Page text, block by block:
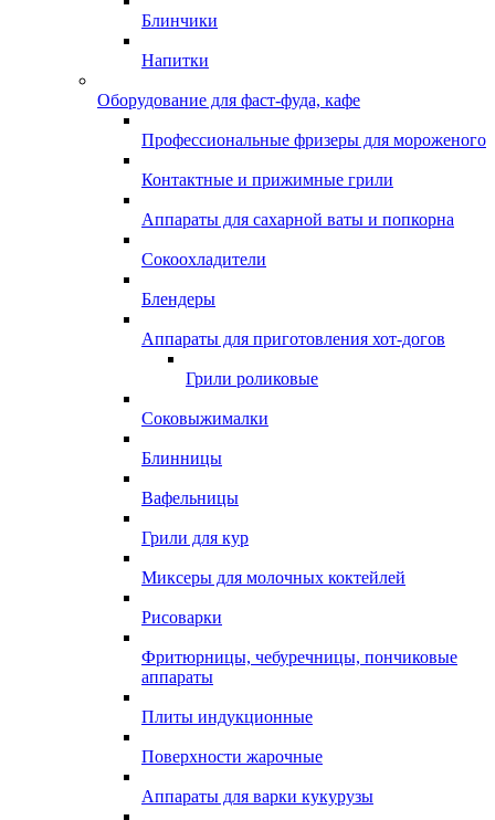
Блинчики
Напитки
Оборудование для фаст-фуда, кафе
Профессиональные фризеры для мороженого
Контактные и прижимные грили
Аппараты для сахарной ваты и попкорна
Сокоохладители
Блендеры
Аппараты для приготовления хот-догов
Грили роликовые
Соковыжималки
Блинницы
Вафельницы
Грили для кур
Миксеры для молочных коктейлей
Рисоварки
Фритюрницы, чебуречницы, пончиковые
аппараты
Плиты индукционные
Поверхности жарочные
Аппараты для варки кукурузы